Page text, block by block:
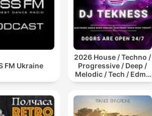
FM Ukraine
2026 House / Techno /
Progressive / Deep /
Melodic / Tech / Edm /
Afro / ibiza DJ Mix /
Electronic Dance Musi